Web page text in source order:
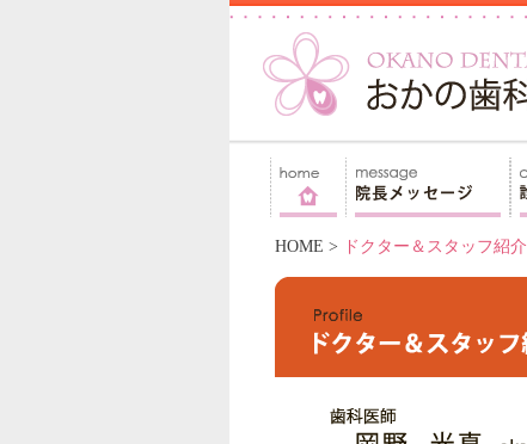
HOME > ドクター＆スタッフ紹介